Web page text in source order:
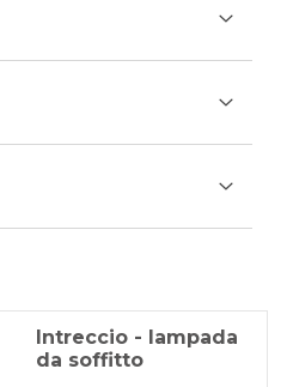
Intreccio - lampada
da soffitto